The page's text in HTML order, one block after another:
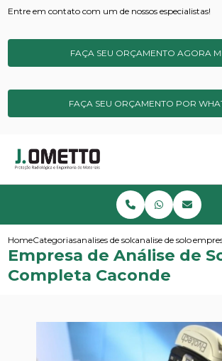
Entre em contato com um de nossos especialistas!
FAÇA SEU ORÇAMENTO AGORA
FAÇA SEU ORÇAMENTO POR
HomeCategoriasanalises de solos e sedimentos
analise de solo
Empresa de Análise de
Completa Caconde